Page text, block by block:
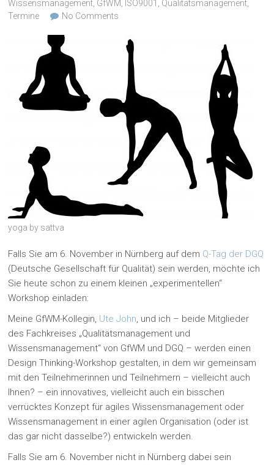
Wissensmanagement GfWM ISO9001 Qualitätsmanagement
Termine
No Comments
yoga by sattva
Falls Sie am 6. November in Nürnberg auf dem Q-Tag der DGQ
(Deutsche Gesellschaft für Qualität) sein werden, möchte ich
Sie heute schon zu einem kleinen „experimentellen“
Workshop einladen:
Meine GfWM-Kollegin, Ute John , und ich – beide Mitglieder
des Fachkreises „Qualitätsmanagement und
Wissensmanagement“ von GfWM und DGQ – werden einen
Design Thinking-Workshop gestalten, in dem wir gemeinsam
mit den Teilnehmerinnen und Teilnehmern – vielleicht auch
Ihnen? – ein innovatives, vielleicht auch ein bisschen
verrücktes Konzept für agiles Wissensmanagement oder
Wissensmanagement in einer agilen Organisation (oder ist
das gar nicht dasselbe?) entwickeln werden.
Falls Sie am 6. November nicht in Nürnberg dabei sein